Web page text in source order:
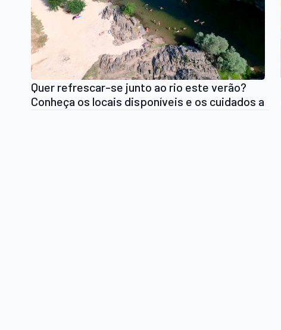
Quer refrescar-se junto ao rio este verão?
Conheça os locais disponíveis e os cuidados a